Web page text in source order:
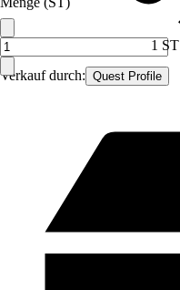
Verkauf durch: Quest Profile
1 ST